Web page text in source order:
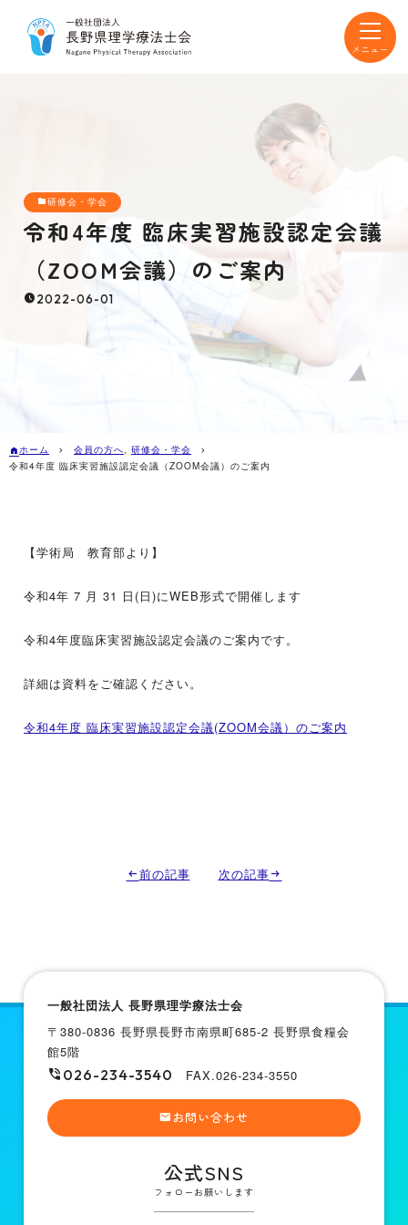
toggle
研修会・学会
令和4年度 臨床実習施設認定会議
（ZOOM会議）のご案内
2022-06-01
ホーム 会員の方へ, 研修会・学会
令和4年度 臨床実習施設認定会議（ZOOM会議）のご案内
【学術局 教育部より】
令和4年 7 月 31 日(日)にWEB形式で開催します
令和4年度臨床実習施設認定会議のご案内です。
詳細は資料をご確認ください。
令和4年度 臨床実習施設認定会議(ZOOM会議）のご案内
前の記事 次の記事
一般社団法人 長野県理学療法士会
〒380-0836 長野県長野市南県町685-2 長野県食糧会
館5階
026-234-3540 FAX.026-234-3550
お問い合わせ
公式SNS
フォローお願いします